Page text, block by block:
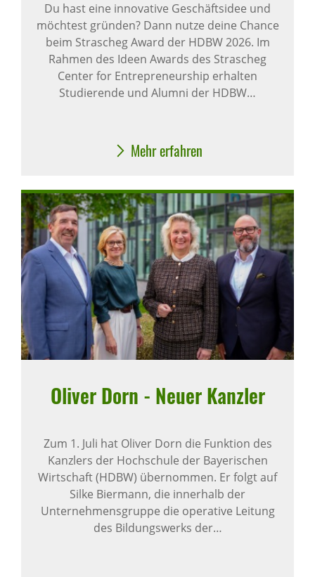
Du hast eine innovative Geschäftsidee und
möchtest gründen? Dann nutze deine Chance
beim Strascheg Award der HDBW 2026. Im
Rahmen des Ideen Awards des Strascheg
Center for Entrepreneurship erhalten
Studierende und Alumni der HDBW…
Mehr erfahren
Oliver Dorn - Neuer Kanzler
Zum 1. Juli hat Oliver Dorn die Funktion des
Kanzlers der Hochschule der Bayerischen
Wirtschaft (HDBW) übernommen. Er folgt auf
Silke Biermann, die innerhalb der
Unternehmensgruppe die operative Leitung
des Bildungswerks der…